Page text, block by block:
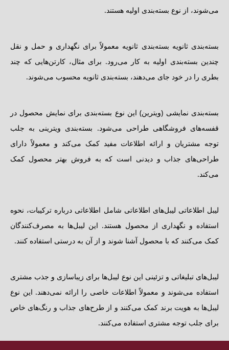
می‌شوند، از نوع بسته‌بندی اولیه هستند.
بسته‌بندی ثانویه بسته‌بندی ثانویه معمولاً برای نگهداری و حمل و نقل
چندین بسته‌بندی اولیه به کار می‌رود. برای مثال، کارتن‌هایی که چند
بطری را در خود جای می‌دهند، بسته‌بندی ثانویه محسوب می‌شوند.
بسته‌بندی نمایشی (ویترین) این نوع بسته‌بندی برای نمایش محصول در
قفسه‌های فروشگاهی طراحی می‌شود. بسته‌بندی ویترینی به جلب
توجه مشتریان و ارائه اطلاعات مفید کمک می‌کند و معمولاً دارای
طراحی‌های جذاب و دیدنی است که به فروش بهتر محصول کمک
می‌کند.
لیبل اطلاعاتی لیبل‌های اطلاعاتی شامل اطلاعاتی درباره ترکیبات، نحوه
استفاده و نگهداری از محصول هستند. این لیبل‌ها به مصرف‌کنندگان
کمک می‌کنند که با محصول آشنا شوند و از آن به درستی استفاده کنند.
لیبل‌های تبلیغاتی و تزئینی این نوع لیبل‌ها برای زیباسازی و جذب مشتری
استفاده می‌شوند و معمولاً اطلاعات خاصی را ارائه نمی‌دهند. این نوع
لیبل‌ها به هویت برند کمک می‌کنند و از طرح‌های جذاب و رنگ‌های خاص
برای جلب توجه مشتری استفاده می‌کنند.